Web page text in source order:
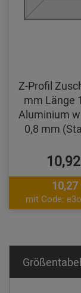
Z-Profil
mm Länge
Aluminium
0,8 mm
10,27
mit Code: